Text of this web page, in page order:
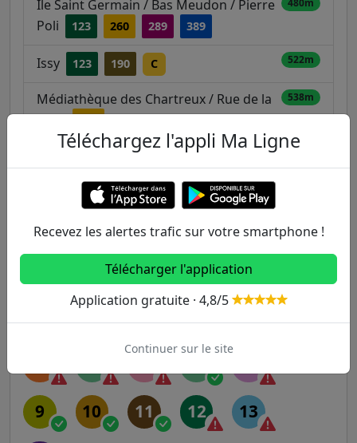
Ile Saint Germain / Bas Meudon / Pierre
Poli
123 260 289 389
480m
Issy 123 190 C 522m
Médiathèque des Chartreux / Rue de la
Gare
538m
Allée des Moulineaux / Stade Île Saint-
Autres lignes
Metro
1 2 3 3B 4
9 10 11 12 13
Téléchargez l'appli Ma Ligne
Recevez les alertes trafic sur votre smartphone !
Télécharger l'application
Application gratuite · 4,8/5
Continuer sur le site